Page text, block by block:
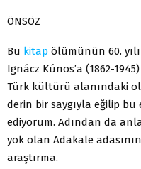
ÖNSÖZ
Bu kitap ölümünün 60.
Ignácz Kúnos’a (1862-
Türk kültürü alanındaki
derin bir saygıyla eğilip bu
ediyorum. Adından da
yok olan Adakale
araştırma.